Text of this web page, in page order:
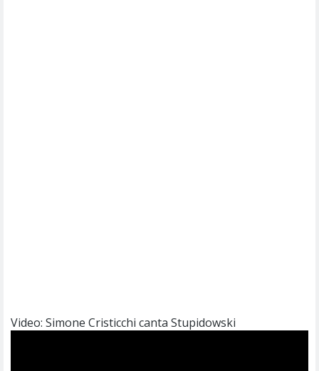
Video: Simone Cristicchi canta Stupidowski